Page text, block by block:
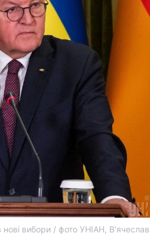
нові вибори / фото УНІАН, В'ячеслав